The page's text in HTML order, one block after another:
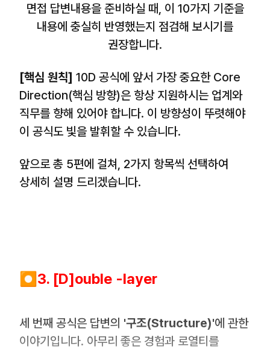
면접 답변내용을 준비하실 때, 이 10가지 기준을
내용에 충실히 반영했는지 점검해 보시기를
권장합니다.
[핵심 원칙] 10D 공식에 앞서 가장 중요한 Core
Direction(핵심 방향)은 항상 지원하시는 업계와
직무를 향해 있어야 합니다. 이 방향성이 뚜렷해야
이 공식도 빛을 발휘할 수 있습니다.
앞으로 총 5편에 걸쳐, 2가지 항목씩 선택하여
상세히 설명 드리겠습니다.
⏺️3. [D]ouble -layer
세 번째 공식은 답변의 '구조(Structure)'에 관한
이야기입니다. 아무리 좋은 경험과 로열티를